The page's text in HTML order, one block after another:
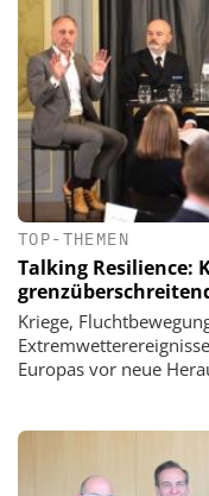
TOP-THEMEN
Talking Resilience:
Kriege,
Europas vor neue